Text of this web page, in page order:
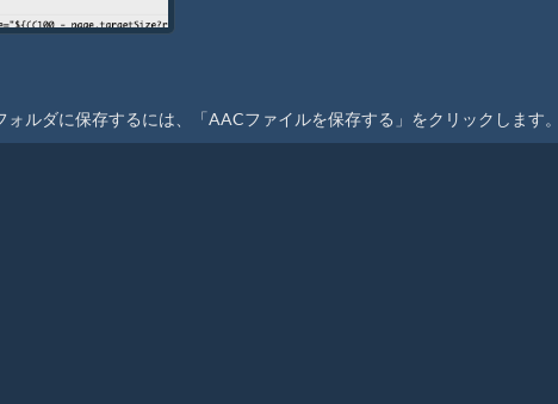
ルダに保存するには、「AACファイルを保存する」をクリックします。